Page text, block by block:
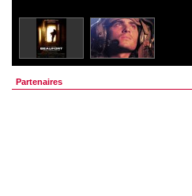
Partenaires